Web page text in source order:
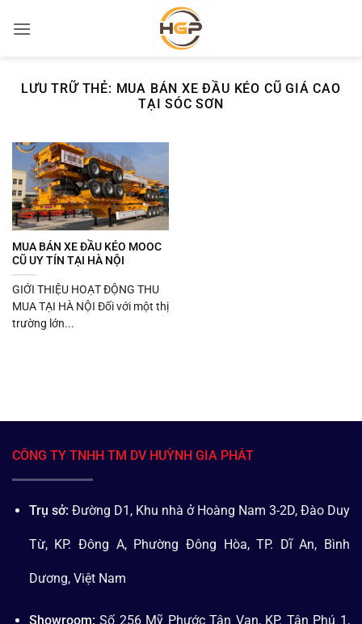
qua
LƯU TRỮ THẺ: MUA BÁN XE ĐẦU KÉO CŨ GIÁ CAO
TẠI SÓC SƠN
MUA BÁN XE ĐẦU KÉO MOOC
CŨ UY TÍN TẠI HÀ NỘI
GIỚI THIỆU HOẠT ĐỘNG THU
MUA TẠI HÀ NỘI Đối với một thị
trường lớn...
CÔNG TY TNHH TM DV HUỲNH GIA PHÁT
Trụ sở: Đường D1, Khu nhà ở Hoàng Nam 3-2D, Đào Duy
Từ, KP. Đông A, Phường Đông Hòa, TP. Dĩ An, Bình
Dương, Việt Nam
Showroom: Số 256 Mỹ Phước Tân Vạn, KP. Tân Phú 1,